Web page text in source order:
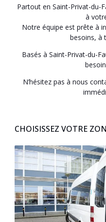
Partout en Saint-Privat-du-
à
Notre équipe est prête à
besoins, à
Basés à Saint-Privat-du-
N’hésitez pas à nous
CHOISISSEZ VOTRE